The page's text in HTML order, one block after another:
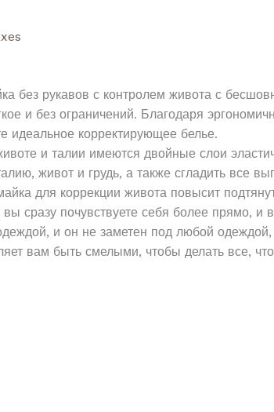
без рукавов с контролем живота с
и без ограничений. Благодаря
идеальное корректирующее белье.
и талии имеются двойные слои
живот и грудь, а также сгладить все
для коррекции живота повысит
сразу почувствуете себя более прямо,
и он не заметен под любой
вам быть смелыми, чтобы делать все,